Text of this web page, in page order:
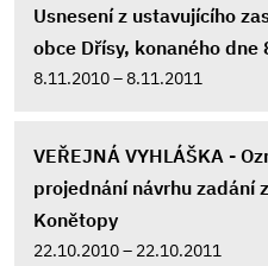
Usnesení z ustavujícího
obce Dřísy, konaného
8.11.2010 – 8.11.2011
VEŘEJNÁ VYHLÁŠKA -
projednání návrhu zadání
Konětopy
22.10.2010 – 22.10.2011